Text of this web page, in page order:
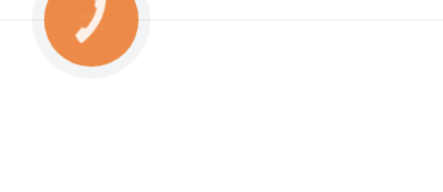
КНОПКА
ЗВ'ЯЗКУ